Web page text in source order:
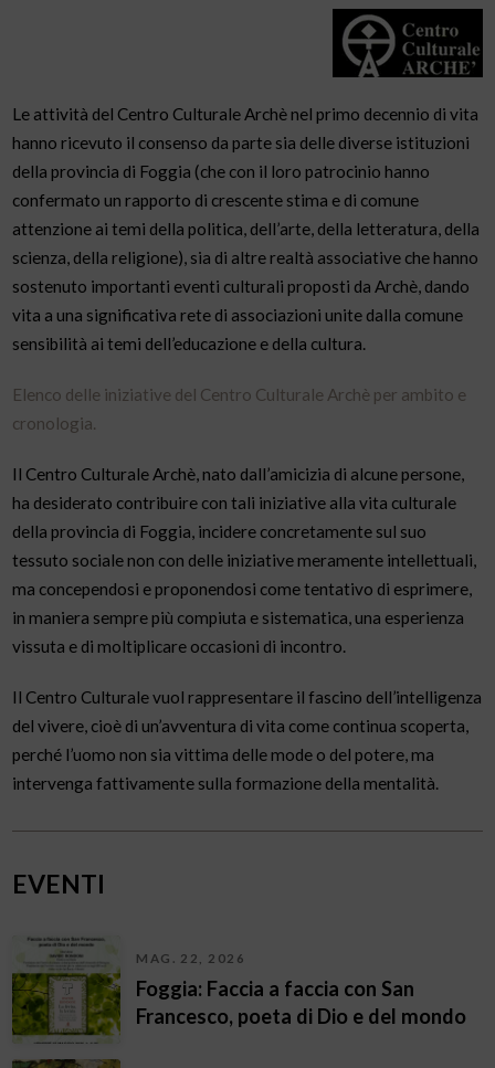
Le attività del Centro Culturale Archè nel primo decennio di vita
hanno ricevuto il consenso da parte sia delle diverse istituzioni
della provincia di Foggia (che con il loro patrocinio hanno
confermato un rapporto di crescente stima e di comune
attenzione ai temi della politica, dell’arte, della letteratura, della
scienza, della religione), sia di altre realtà associative che hanno
sostenuto importanti eventi culturali proposti da Archè, dando
vita a una significativa rete di associazioni unite dalla comune
sensibilità ai temi dell’educazione e della cultura.
Elenco delle iniziative del Centro Culturale Archè per ambito e
cronologia.
Il Centro Culturale Archè, nato dall’amicizia di alcune persone,
ha desiderato contribuire con tali iniziative alla vita culturale
della provincia di Foggia, incidere concretamente sul suo
tessuto sociale non con delle iniziative meramente intellettuali,
ma concependosi e proponendosi come tentativo di esprimere,
in maniera sempre più compiuta e sistematica, una esperienza
vissuta e di moltiplicare occasioni di incontro.
Il Centro Culturale vuol rappresentare il fascino dell’intelligenza
del vivere, cioè di un’avventura di vita come continua scoperta,
perché l’uomo non sia vittima delle mode o del potere, ma
intervenga fattivamente sulla formazione della mentalità.
EVENTI
MAG. 22, 2026
Foggia: Faccia a faccia con San
Francesco, poeta di Dio e del mondo